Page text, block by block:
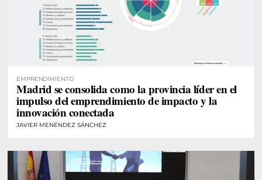
EMPRENDIMIENTO
Madrid se consolida como la provincia líder en el
impulso del emprendimiento de impacto y la
innovación conectada
JAVIER MENÉNDEZ SÁNCHEZ